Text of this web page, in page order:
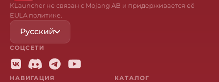
KLauncher не связан с Mojang AB и придерживается её
EULA политике.
Русский
СОЦСЕТИ
НАВИГАЦИЯ КАТАЛОГ